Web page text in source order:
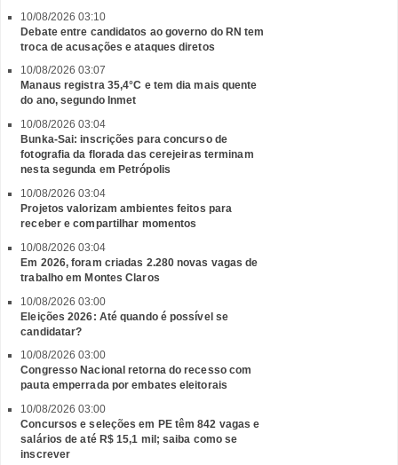
10/08/2026 03:10
Debate entre candidatos ao governo do RN tem
troca de acusações e ataques diretos
10/08/2026 03:07
Manaus registra 35,4°C e tem dia mais quente
do ano, segundo Inmet
10/08/2026 03:04
Bunka-Sai: inscrições para concurso de
fotografia da florada das cerejeiras terminam
nesta segunda em Petrópolis
10/08/2026 03:04
Projetos valorizam ambientes feitos para
receber e compartilhar momentos
10/08/2026 03:04
Em 2026, foram criadas 2.280 novas vagas de
trabalho em Montes Claros
10/08/2026 03:00
Eleições 2026: Até quando é possível se
candidatar?
10/08/2026 03:00
Congresso Nacional retorna do recesso com
pauta emperrada por embates eleitorais
10/08/2026 03:00
Concursos e seleções em PE têm 842 vagas e
salários de até R$ 15,1 mil; saiba como se
inscrever